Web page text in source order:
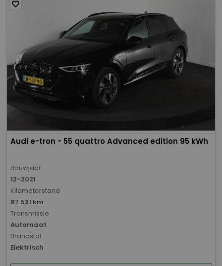
Audi e-tron - 55 quattro Advanced edition 95 kWh
Bouwjaar
12-2021
Kilometerstand
87.531 km
Transmissie
Automaat
Brandstof
Elektrisch